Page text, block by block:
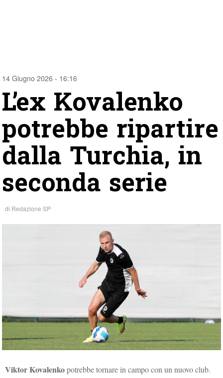
14 Giugno 2026 - 16:16
L’ex Kovalenko
potrebbe ripartire
dalla Turchia, in
seconda serie
di Redazione SP
Viktor Kovalenkopotrebbe tornare in campo con un nuovo club.